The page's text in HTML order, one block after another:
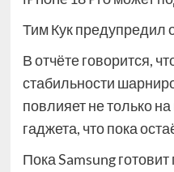
Тим Кук предупредил
В отчёте говорится,
стабильности
повлияет не только
гаджета, что пока
Пока Samsung